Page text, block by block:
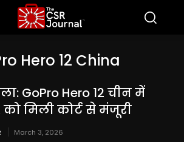
Hero 12 China
GoPro Hero 12 चीन में
को मिली कोर्ट से मंजूरी
March 3, 2026